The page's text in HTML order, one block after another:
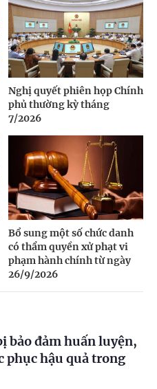
Nghị quyết phiên họp Chính
phủ thường kỳ tháng
7/2026
Bổ sung một số chức danh
có thẩm quyền xử phạt vi
phạm hành chính từ ngày
26/9/2026
bảo đảm huấn luyện,
phục hậu quả trong